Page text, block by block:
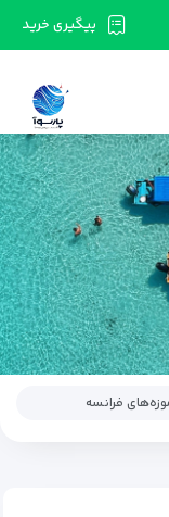
پیگیری خرید
فرانسه